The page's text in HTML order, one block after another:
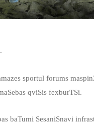
sportul forums
qviSis fexburTSi.
baTumi SesaniSnavi